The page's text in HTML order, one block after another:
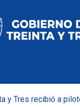
y Tres recibió a